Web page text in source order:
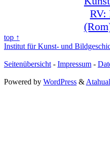
RV:
top ↑
Institut für Kunst- und
Seitenübersicht - Impressum -
Powered by WordPress &